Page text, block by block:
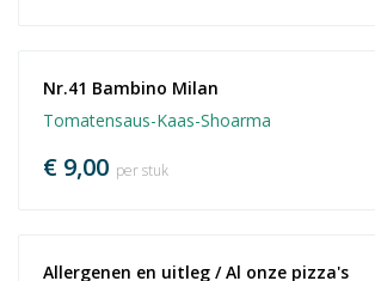
Nr.41 Bambino Milan
Tomatensaus-Kaas-Shoarma
€ 9,00 per stuk
Allergenen en uitleg / Al onze pizza's